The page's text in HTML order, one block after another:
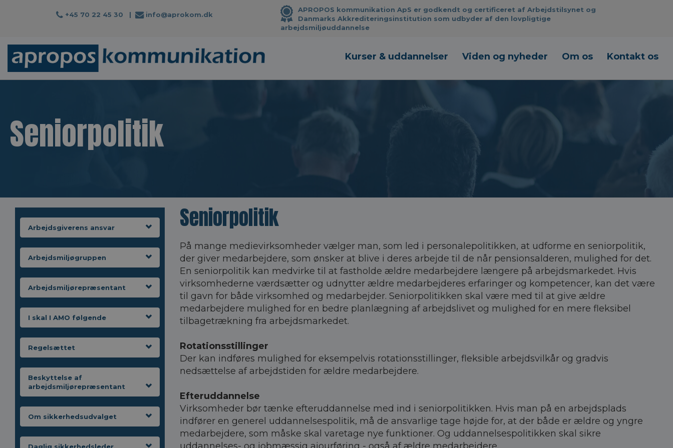
+45 70 22 45 30 | info@aprokom.dk
APROPOS kommunikation ApS er godkendt og certificeret af Arbejdstilsynet og
Danmarks Akkrediteringsinstitution som udbyder af den lovpligtige
arbejdsmiljøuddannelse
Kurser & uddannelser Viden og nyheder Om os Kontakt os
Seniorpolitik
Arbejdsgiverens ansvar
Arbejdsmiljøgruppen
Arbejdsmiljørepræsentant
I skal I AMO følgende
Regelsættet
Beskyttelse af
arbejdsmiljørepræsentant
Om sikkerhedsudvalget
Seniorpolitik
På mange medievirksomheder vælger man, som led i personalepolitikken, at udforme en seniorpolitik,
der giver medarbejdere, som ønsker at blive i deres arbejde til de når pensionsalderen, mulighed for det.
En seniorpolitik kan medvirke til at fastholde ældre medarbejdere længere på arbejdsmarkedet. Hvis
virksomhederne værdsætter og udnytter ældre medarbejderes erfaringer og kompetencer, kan det være
til gavn for både virksomhed og medarbejder. Seniorpolitikken skal være med til at give ældre
medarbejdere mulighed for en bedre planlægning af arbejdslivet og mulighed for en mere fleksibel
tilbagetrækning fra arbejdsmarkedet.
Rotationsstillinger
Der kan indføres mulighed for eksempelvis rotationsstillinger, fleksible arbejdsvilkår og gradvis
nedsættelse af arbejdstiden for ældre medarbejdere.
Efteruddannelse
Virksomheder bør tænke efteruddannelse med ind i seniorpolitikken. Hvis man på en arbejdsplads
indfører en generel uddannelsespolitik, må de ansvarlige tage højde for, at der både er ældre og yngre
medarbejdere, som måske skal varetage nye funktioner. Og uddannelsespolitikken skal sikre